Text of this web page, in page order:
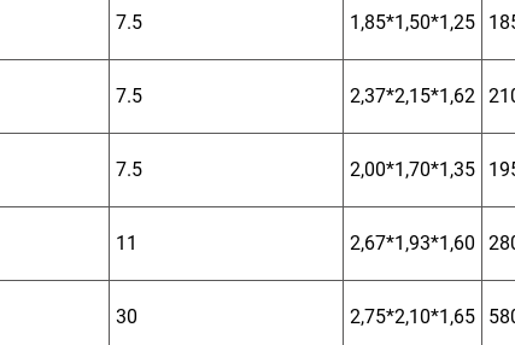
7.5 1,85*1,50*1,25
7.5 2,37*2,15*1,62
7.5 2,00*1,70*1,35
11 2,67*1,93*1,60
30 2,75*2,10*1,65